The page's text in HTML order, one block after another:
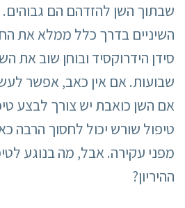
שבתוך השן להזדהם הם
השיניים בדרך כלל ממלא את
סידן הידרוקסיד ובוחן שוב את
שבועות. אם אין כאב, אפשר
אם השן כואבת יש צורך לבצע
טיפול שורש יכול לחסוך הרבה
מפני עקירה. אבל, מה בנוגע
ההיריון?